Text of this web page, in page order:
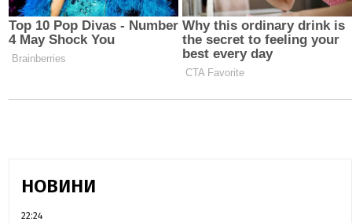
НОВИНИ
22:24